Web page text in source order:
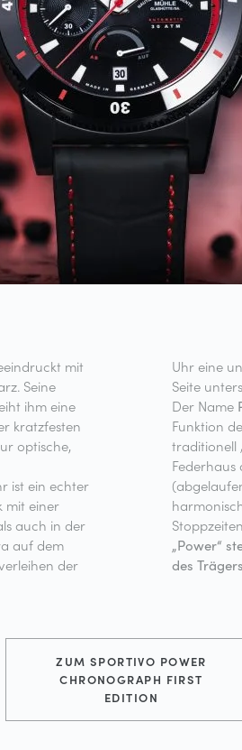
mit
Seine
ihm eine
kratzfesten
optische,
ist ein echter
mit einer
auch in der
auf dem
der
Uhr eine
Seite
Der Name
Funktion
traditionell
Federhaus
„Power“
des
ZUM SPORTIVO POWER
CHRONOGRAPH FIRST
EDITION